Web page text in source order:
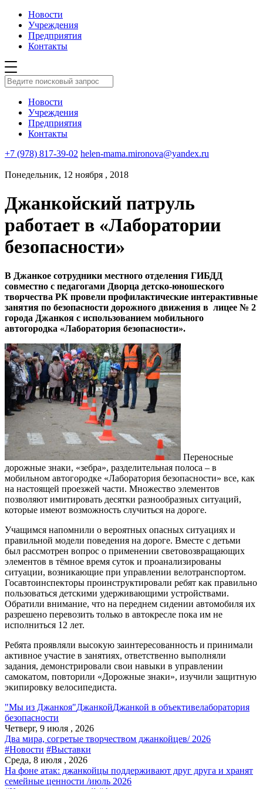
Новости
Учреждения
Предприятия
Контакты
Новости
Учреждения
Предприятия
Контакты
+7 (978) 817-39-02 helen-mama.mironova@yandex.ru
Понедельник, 12 ноября , 2018
Джанкойский патруль
работает в «Лаборатории
безопасности»
В Джанкое сотрудники местного отделения ГИБДД
совместно с педагогами Дворца детско-юношеского
творчества РК провели профилактические интерактивные
занятия по безопасности дорожного движения в лицее № 2
города Джанкоя с использованием мобильного
автогородка «Лаборатория безопасности».
Переносные
дорожные знаки, «зебра», разделительная полоса – в
мобильном автогородке «Лаборатория безопасности» все, как
на настоящей проезжей части. Множество элементов
позволяют имитировать десятки разнообразных ситуаций,
которые имеют возможность случиться на дороге.
Учащимся напомнили о вероятных опасных ситуациях и
правильной модели поведения на дороге. Вместе с детьми
был рассмотрен вопрос о применении световозвращающих
элементов в тёмное время суток и проанализированы
ситуации, возникающие при управлении велотранспортом.
Госавтоинспекторы проинструктировали ребят как правильно
пользоваться детскими удерживающими устройствами.
Обратили внимание, что на переднем сидении автомобиля их
разрешено перевозить только в автокресле пока им не
исполниться 12 лет.
Ребята проявляли высокую заинтересованность и принимали
активное участие в занятиях, ответственно выполняли
задания, демонстрировали свои навыки в управлении
самокатом, повторили «Дорожные знаки», изучили защитную
экипировку велосипедиста.
"Мы из Джанкоя"ДжанкойДжанкой в объективелаборатория
безопасности
Четверг, 9 июля , 2026
Два мира, согретые творчеством джанкойцев/ 2026
#Новости #Выставки
Среда, 8 июля , 2026
На фоне атак: джанкойцы поддерживают друг друга и хранят
семейные ценности /июль 2026